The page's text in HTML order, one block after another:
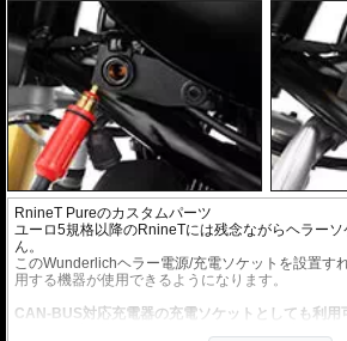
RnineT Pureのカスタムパーツ
ユーロ5規格以降のRnineTには残念ながらヘラー
ん。
このWunderlichヘラー電源/充電ソケットを設置す
用する機器が使用できるようになります。
CAN-BUS対応充電器の充電ソケットとしても利用